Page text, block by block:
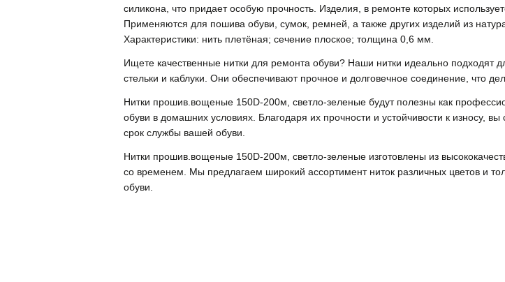
силикона, что придает особую прочность. Изделия, в ремонте которых
Применяются для пошива обуви, сумок, ремней, а также других изделий из
Характеристики: нить плетёная; сечение плоское; толщина 0,6 мм.
Ищете качественные нитки для ремонта обуви? Наши нитки идеально подходят
стельки и каблуки. Они обеспечивают прочное и долговечное соединение, что
Нитки прошив.вощеные 150D-200м, светло-зеленые будут полезны как
обуви в домашних условиях. Благодаря их прочности и устойчивости к износу,
срок службы вашей обуви.
Нитки прошив.вощеные 150D-200м, светло-зеленые изготовлены из
со временем. Мы предлагаем широкий ассортимент ниток различных цветов и
обуви.